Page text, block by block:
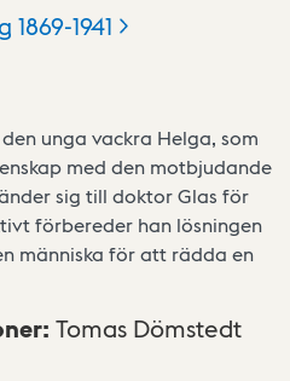
1869-1941
unga vackra Helga, som
med den motbjudande
sig till doktor Glas för
förbereder han lösningen
människa för att rädda en
: Tomas Dömstedt